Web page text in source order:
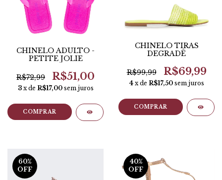
CHINELO ADULTO -
PETITE JOLIE
R$72,99 R$51,00
3 x de R$17,00 sem juros
COMPRAR
CHINELO TIRAS
DEGRADÊ
R$99,99 R$69,99
4 x de R$17,50 sem juros
COMPRAR
60%
OFF
40%
OFF